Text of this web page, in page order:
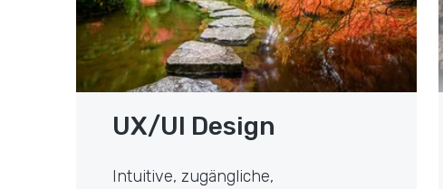
UX/UI Design
Intuitive, zugängliche,